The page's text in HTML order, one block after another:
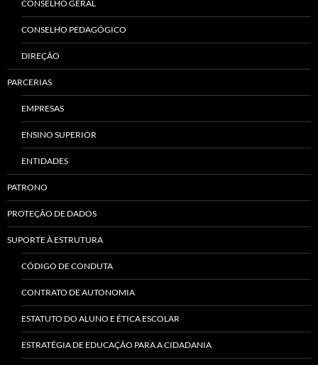
CONSELHO GERAL
CONSELHO PEDAGÓGICO
DIREÇÃO
PARCERIAS
EMPRESAS
ENSINO SUPERIOR
ENTIDADES
PATRONO
PROTEÇÃO DE DADOS
SUPORTE À ESTRUTURA
CÓDIGO DE CONDUTA
CONTRATO DE AUTONOMIA
ESTATUTO DO ALUNO E ÉTICA ESCOLAR
ESTRATÉGIA DE EDUCAÇÃO PARA A CIDADANIA